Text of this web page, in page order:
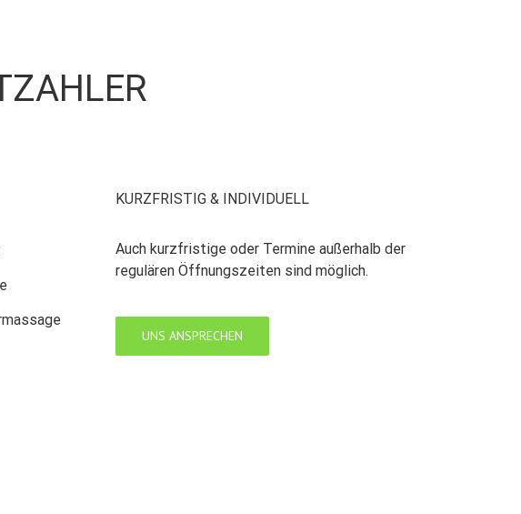
KURZFRISTIG & INDIVIDUELL
Auch kurzfristige oder Termine außerhalb der
regulären Öffnungszeiten sind möglich.
UNS ANSPRECHEN